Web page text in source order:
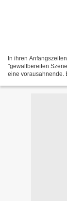
In ihren
"gewaltbereiten
eine vorausahnende.